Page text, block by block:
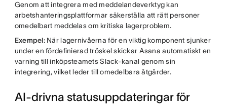
Genom att integrera med meddelandeverktyg kan
arbetshanteringsplattformar säkerställa att rätt personer
omedelbart meddelas om kritiska lagerproblem.
Exempel:När lagernivåerna för en viktig komponent sjunker
under en fördefinierad tröskel skickar Asana automatiskt en
varning till inköpsteamets Slack-kanal genom sin
integrering, vilket leder till omedelbara åtgärder.
AI-drivna statusuppdateringar för